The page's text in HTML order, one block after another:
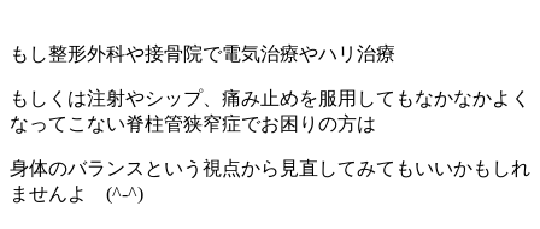
もし整形外科や接骨院で電気治療やハリ治療
もしくは注射やシップ、痛み止めを服用してもなかなかよく
なってこない脊柱管狭窄症でお困りの方は
身体のバランスという視点から見直してみてもいいかもしれ
ませんよ (^-^)